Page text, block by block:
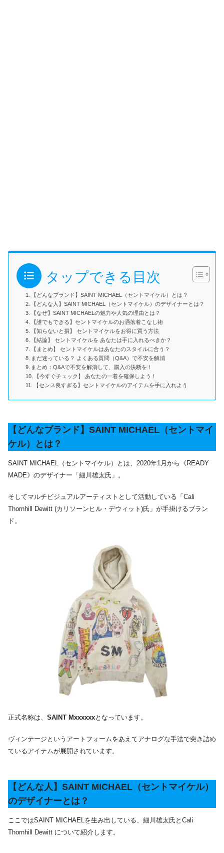
タップできる目次
【どんなブランド】SAINT MICHAEL（セントマイケル）とは？
【どんな人】SAINT MICHAEL（セントマイケル）のデザイナーとは？
【なぜ】SAINT MICHAELの魅力や人気の理由とは？
【誰でもできる】セントマイケルのお洒落着こなし術
【知らないと損】 セントマイケルをお得に買う方法
【結論】 セントマイケルを あなたは手に入れるべきか？
【まとめ】 セントマイケルはあなたのスタイルに合う？
まだ迷っている？ よくある質問（Q&A）で不安を解消
まとめ：Q&Aで不安を解消して、購入の決断を！
【今すぐチェック】 あなたの一着を確保しよう！
【センス良すぎる】セントマイケルのアイテムを手に入れよう
【どんなブランド】SAINT MICHAEL（セントマイ
ケル）とは？
SAINT MICHAEL（セントマイケル）とは、2020年1月から《READY
MADE》のデザイナー「細川雄太氏」。
そしてマルチビジュアルアーティストとして活動している「Cali
Thornhill Dewitt (カリソーンヒル・デウィット)氏」が手掛けるブラン
ド。
正式名称は、 SAINT Mxxxxxxとなっています。
ヴィンテージというアートフォームをあえてアナログな手法で突き詰め
ているアイテムが展開されています。
【どんな人】SAINT MICHAEL（セントマイケル）
のデザイナーとは？
ここではSAINT MICHAELを生み出している、細川雄太氏とCali
Thornhill Dewitt について紹介します。